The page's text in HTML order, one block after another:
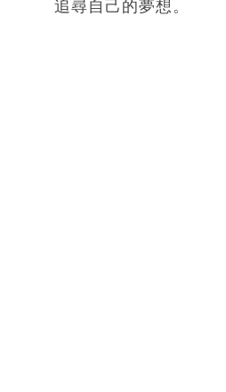
追尋自己的夢想。